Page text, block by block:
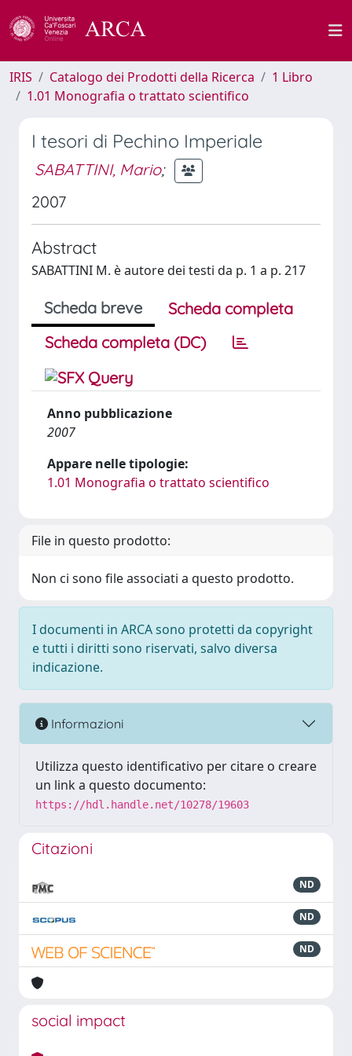
IRIS Catalogo dei Prodotti della Ricerca
1 Libro
1.01 Monografia o trattato scientifico
I tesori di Pechino Imperiale
SABATTINI, Mario;
2007
Abstract
SABATTINI M. è autore dei testi da p. 1 a p. 217
Scheda breve
Scheda completa
Scheda completa (DC)
Anno pubblicazione
2007
Appare nelle tipologie:
1.01 Monografia o trattato scientifico
File in questo prodotto:
Non ci sono file associati a questo prodotto.
I documenti in ARCA sono protetti da copyright
e tutti i diritti sono riservati, salvo diversa
indicazione.
Informazioni
Utilizza questo identificativo per citare o creare
un link a questo documento:
https://hdl.handle.net/10278/19603
Citazioni
ND
ND
ND
social impact